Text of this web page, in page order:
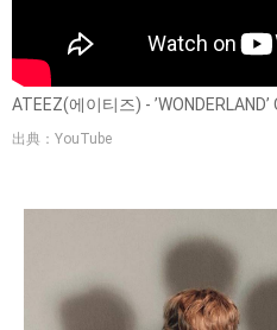
ATEEZ(에이티즈) -
出典：YouTube